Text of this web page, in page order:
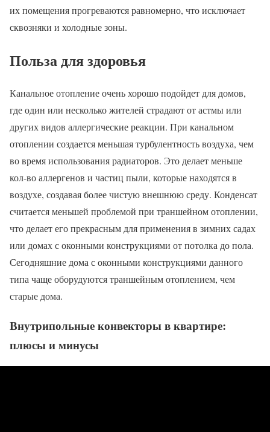
их помещения прогреваются равномерно, что исключает
сквозняки и холодные зоны.
Польза для здоровья
Канальное отопление очень хорошо подойдет для домов,
где один или несколько жителей страдают от астмы или
других видов аллергические реакции. При канальном
отоплении создается меньшая турбулентность воздуха, чем
во время использования радиаторов. Это делает меньше
кол-во аллергенов и частиц пыли, которые находятся в
воздухе, создавая более чистую внешнюю среду. Конденсат
считается меньшей проблемой при траншейном отоплении,
что делает его прекрасным для применения в зимних садах
или домах с оконными конструкциями от потолка до пола.
Сегодняшние дома с оконными конструкциями данного
типа чаще оборудуются траншейным отоплением, чем
старые дома.
Внутрипольные конвекторы в квартире:
плюсы и минусы